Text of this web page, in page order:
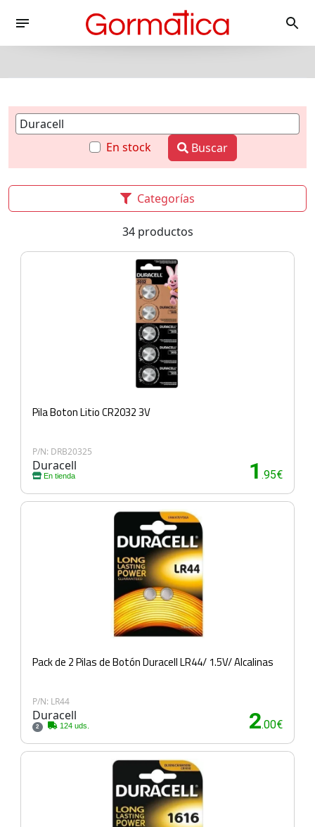
En stock Buscar
Categorías
34 productos
Pila Boton Litio CR2032 3V
P/N: DRB20325
Duracell
En tienda 1 .95€
Pack de 2 Pilas de Botón Duracell LR44/ 1.5V/ Alcalinas
P/N: LR44
Duracell
2 124 uds. 2.00€